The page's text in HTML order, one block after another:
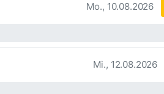
Mo., 10.08.2026
Mi., 12.08.2026